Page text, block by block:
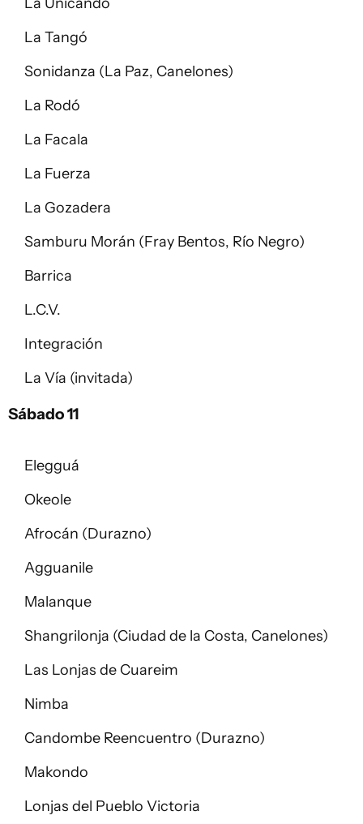
La Tangó
Sonidanza (La Paz, Canelones)
La Rodó
La Facala
La Fuerza
La Gozadera
Samburu Morán (Fray Bentos, Río Negro)
Barrica
L.C.V.
Integración
La Vía (invitada)
Sábado 11
Elegguá
Okeole
Afrocán (Durazno)
Agguanile
Malanque
Shangrilonja (Ciudad de la Costa, Canelones)
Las Lonjas de Cuareim
Nimba
Candombe Reencuentro (Durazno)
Makondo
Lonjas del Pueblo Victoria